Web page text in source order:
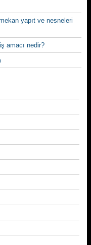
yapıt ve nesneleri
amacı nedir?